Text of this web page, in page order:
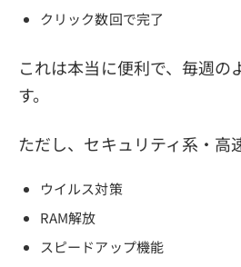
クリック数回で完了
これは本当に便利で、毎週の
す。
ただし、セキュリティ系・高
ウイルス対策
RAM解放
スピードアップ機能